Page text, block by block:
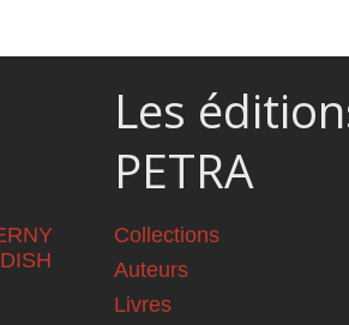
Les
PETRA
Collections
Auteurs
Livres